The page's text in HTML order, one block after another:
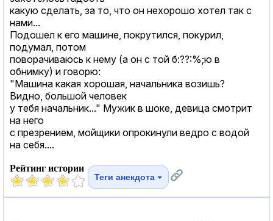
какую сделать, за то, что он нехорошо хотел так с
нами...
Подошел к его машине, покрутился, покурил,
подумал, потом
поворачиваюсь к нему (а он с той б:??:%;ю в
обнимку) и говорю:
"Машина какая хорошая, начальника возишь?
Видно, большой человек
у тебя начальник..." Мужик в шоке, девица смотрит
на него
с презрением, мойщики опрокинули ведро с водой
на себя....
Рейтинг истории
Теги анекдота